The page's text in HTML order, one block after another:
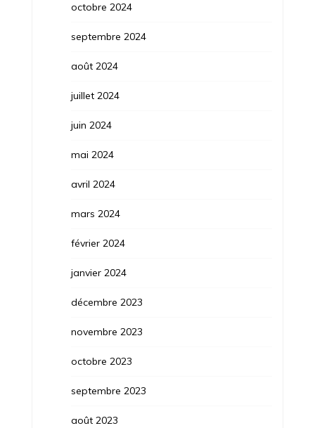
octobre 2024
septembre 2024
août 2024
juillet 2024
juin 2024
mai 2024
avril 2024
mars 2024
février 2024
janvier 2024
décembre 2023
novembre 2023
octobre 2023
septembre 2023
août 2023